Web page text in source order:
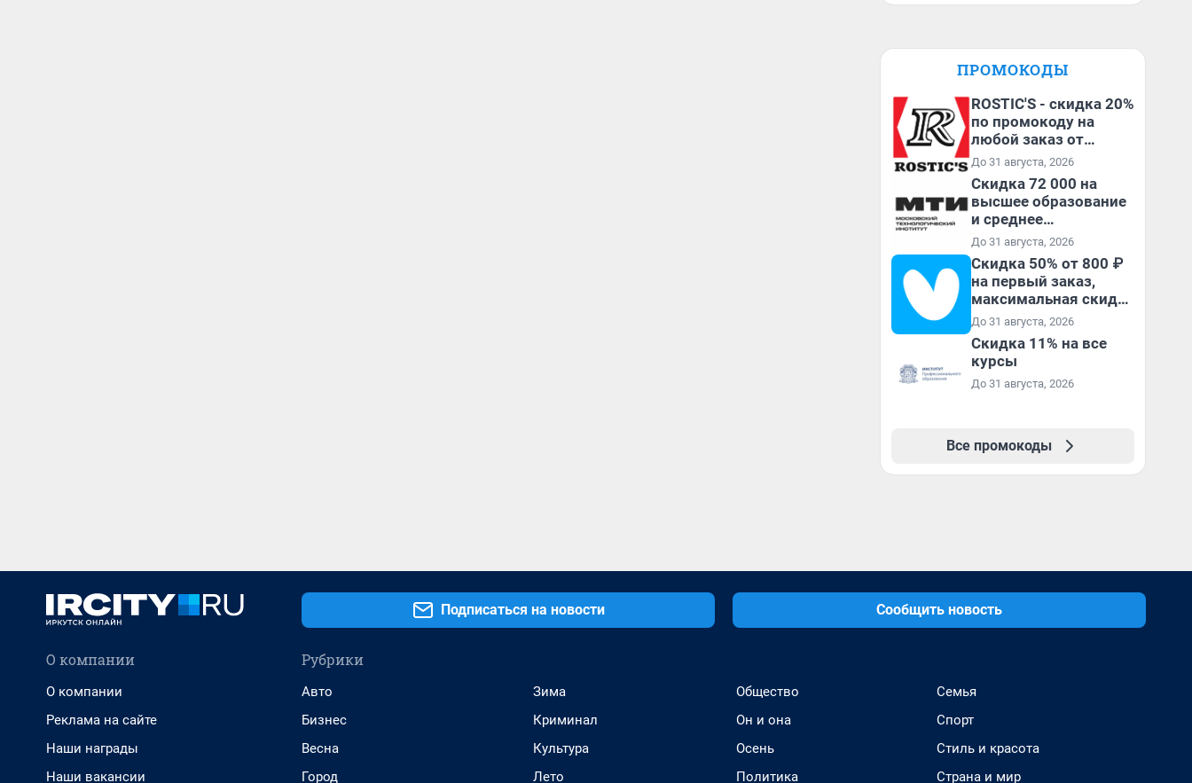
ПРОМОКОДЫ
ROSTIC'S - скидка 20%
по промокоду на
любой заказ от
3199₽!
До 31 августа, 2026
Скидка 72 000 на
высшее образование
и среднее
специальное
образование в
первый год обучения
До 31 августа, 2026
Скидка 50% от 800 ₽
на первый заказ,
максимальная скидка
600 ₽
До 31 августа, 2026
Скидка 11% на все
курсы
До 31 августа, 2026
Все промокоды
Подписаться на новости Сообщить новость
О компании
О компании
Реклама на сайте
Наши награды
Наши вакансии
Рубрики
Авто
Бизнес
Весна
Город
Зима
Криминал
Культура
Лето
Общество
Он и она
Осень
Политика
Семья
Спорт
Стиль и красота
Страна и мир